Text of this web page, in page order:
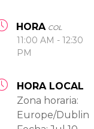
HORA COL
11:00 AM - 12:30
PM
HORA LOCAL
Zona horaria:
Europe/Dublin